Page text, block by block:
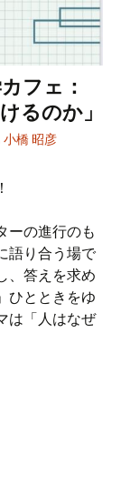
フェ：
るのか」
小橋 昭彦
ーの進行のも
語り合う場で
、答えを求め
ひとときをゆ
は「人はなぜ
フェ：テーマ